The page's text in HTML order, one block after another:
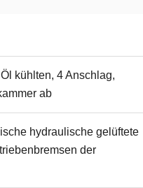
kühlten, 4 Anschlag,
ab
hydraulische gelüftete
der